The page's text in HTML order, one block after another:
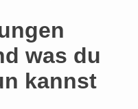
was du
kannst